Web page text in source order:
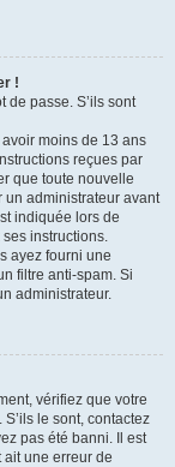
!
de passe. S’ils sont
moins de 13 ans
reçues par
que toute nouvelle
un administrateur avant
indiquée lors de
ses instructions.
ayez fourni une
filtre anti-spam. Si
administrateur.
vérifiez que votre
le sont, contactez
pas été banni. Il est
une erreur de